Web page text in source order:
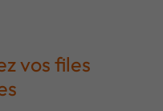
vos files